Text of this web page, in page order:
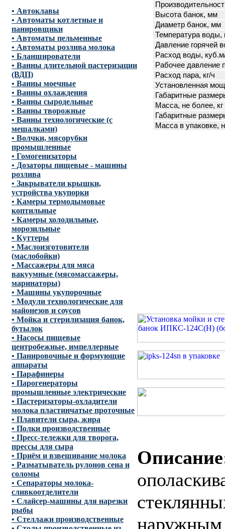
• Автоклавы
• Автоматы котлетные и
панировщики
• Автоматы пельменные
• Автоматы розлива молока
• Бланширователи
• Ванны длительной пастеризации
(ВДП)
• Ванны моечные
• Ванны охлаждения
• Ванны сыродельные
• Ванны творожные
• Ванны технологические (с
мешалками)
• Волчки, мясорубки
промышленные
• Гомогенизаторы
• Дозаторы пищевые - машины
розлива
• Закрыватели крышки,
устройства укупорки
• Камеры термодымовые
коптильные
• Камеры холодильные,
морозильные
• Куттеры
• Маслоизготовители
(маслобойки)
• Массажеры для мяса
вакуумные (мясомассажеры,
маринаторы)
• Машины укупорочные
• Модули технологические для
майонезов и соусов
• Мойка и стерилизация банок,
бутылок
• Насосы пищевые
центробежные, импеллерные
• Панировочные и формующие
аппараты
• Парафинеры
• Парогенераторы
промышленные электрические
• Пастеризаторы-охладители
молока пластинчатые проточные
• Плавители сыра, жира
• Полки производственные
• Пресс-тележки для творога,
прессы для сыра
• Приём и взвешивание молока
• Разматыватель рулонов сена и
соломы
• Сепараторы молока-
сливкоотделители
• Слайсер-машины для нарезки
рыбы
• Стеллажи производственные
Высота банок, мм
Диаметр банок, мм
Температура воды,
Давление горячей
Расход воды,
Рабочее давление
Расход пара, кг/ч
Установленная
Габаритные
Масса, не более, кг
Габаритные
Масса в упаковке,
наружным